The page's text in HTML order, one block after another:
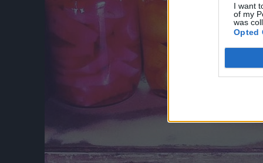
I want
of my
was
Opted